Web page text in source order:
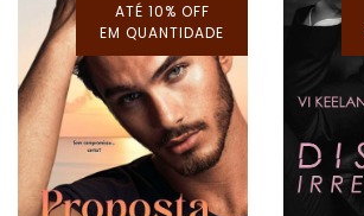
ATÉ 10% OFF
EM QUANTIDADE